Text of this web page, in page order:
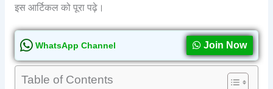
इस आर्टिकल को पूरा पढ़े।
WhatsApp Channel Join Now
Table of Contents